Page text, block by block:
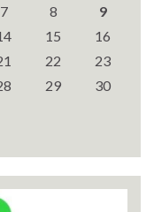
7 8
9
15
16
22
23
29
30